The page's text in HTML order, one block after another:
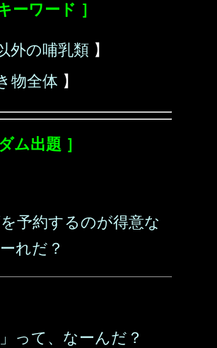
ーワード ］
外の哺乳類 】
物全体 】
ム出題 ］
予約するのが得意な
れだ？
」って、なーんだ？